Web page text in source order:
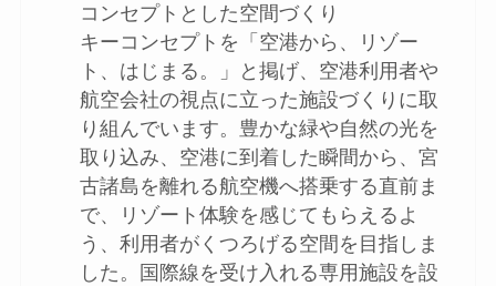
コンセプトとした空間づくり
キーコンセプトを「空港から、リゾー
ト、はじまる。」と掲げ、空港利用者や
航空会社の視点に立った施設づくりに取
り組んでいます。豊かな緑や自然の光を
取り込み、空港に到着した瞬間から、宮
古諸島を離れる航空機へ搭乗する直前ま
で、リゾート体験を感じてもらえるよ
う、利用者がくつろげる空間を目指しま
した。国際線を受け入れる専用施設を設